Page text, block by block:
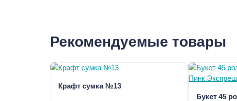
Рекомендуемые товары
Крафт сумка №13
Букет 45